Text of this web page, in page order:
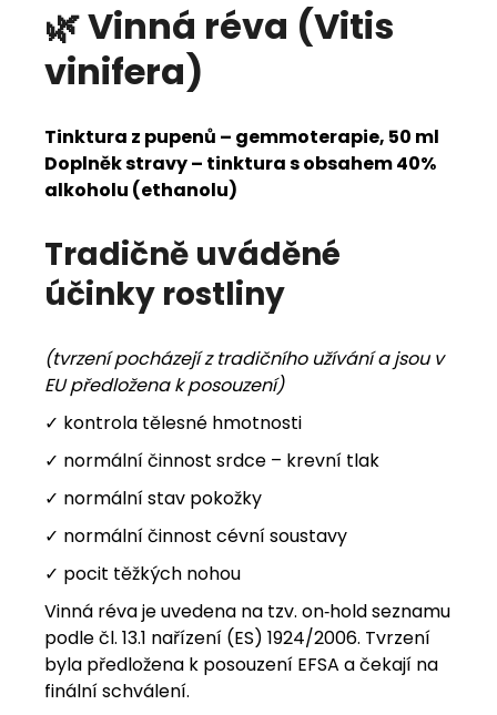
🌿Vinná réva (Vitis
vinifera)
Tinktura z pupenů – gemmoterapie, 50 ml
Doplněk stravy – tinktura s obsahem 40%
alkoholu (ethanolu)
Tradičně uváděné
účinky rostliny
(tvrzení pocházejí z tradičního užívání a jsou v
EU předložena k posouzení)
✓ kontrola tělesné hmotnosti
✓ normální činnost srdce – krevní tlak
✓ normální stav pokožky
✓ normální činnost cévní soustavy
✓ pocit těžkých nohou
Vinná réva je uvedena na tzv. on‑hold seznamu
podle čl. 13.1 nařízení (ES) 1924/2006. Tvrzení
byla předložena k posouzení EFSA a čekají na
finální schválení.